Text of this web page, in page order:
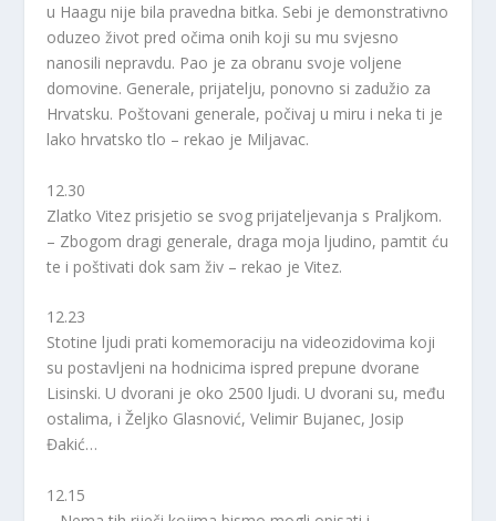
u Haagu nije bila pravedna bitka. Sebi je demonstrativno
oduzeo život pred očima onih koji su mu svjesno
nanosili nepravdu. Pao je za obranu svoje voljene
domovine. Generale, prijatelju, ponovno si zadužio za
Hrvatsku. Poštovani generale, počivaj u miru i neka ti je
lako hrvatsko tlo – rekao je Miljavac.
12.30
Zlatko Vitez prisjetio se svog prijateljevanja s Praljkom.
– Zbogom dragi generale, draga moja ljudino, pamtit ću
te i poštivati dok sam živ – rekao je Vitez.
12.23
Stotine ljudi prati komemoraciju na videozidovima koji
su postavljeni na hodnicima ispred prepune dvorane
Lisinski. U dvorani je oko 2500 ljudi. U dvorani su, među
ostalima, i Željko Glasnović, Velimir Bujanec, Josip
Đakić…
12.15